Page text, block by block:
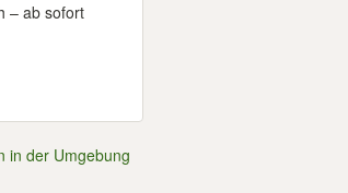
– ab sofort
in der Umgebung